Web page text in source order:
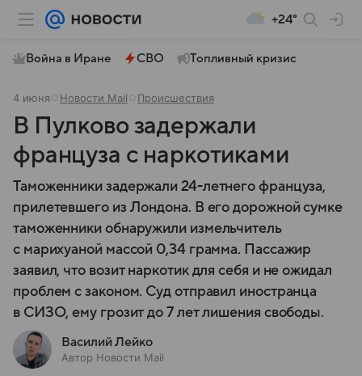
+24°
Война в Иране СВО Топливный кризис
4 июня Новости Mail Происшествия
В Пулково задержали
француза с наркотиками
Таможенники задержали 24-летнего француза,
прилетевшего из Лондона. В его дорожной сумке
таможенники обнаружили измельчитель
с марихуаной массой 0,34 грамма. Пассажир
заявил, что возит наркотик для себя и не ожидал
проблем с законом. Суд отправил иностранца
в СИЗО, ему грозит до 7 лет лишения свободы.
Василий Лейко
Автор Новости Mail